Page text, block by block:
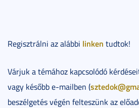
Regisztrálni az alábbi linken tudtok!
Várjuk a témához kapcsolódó
vagy később e-mailben (
beszélgetés végén felteszünk az